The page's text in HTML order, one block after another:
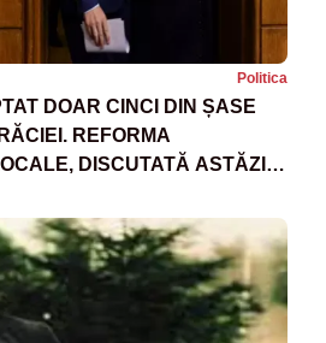
Politica
DOAR CINCI DIN ȘASE
REFORMA
DISCUTATĂ ASTĂZI